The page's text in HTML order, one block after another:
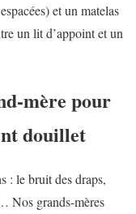
et un matelas
un lit d’appoint et un
mère pour
douillet
: le bruit des draps,
Nos grands-mères